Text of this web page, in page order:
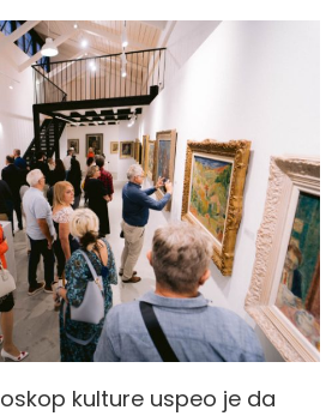
kulture uspeo je da